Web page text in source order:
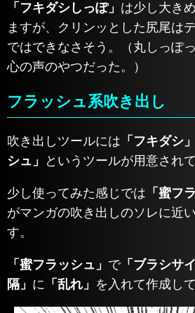
「フキダシしっぽ」 は少し大き
ますが、クリンッとした尻尾は
ではできなさそう。（丸しっぽ
心の声のやつだった。）
フラッシュ系吹き出し
吹き出しツールには 「フキダシ」
シュ」
というツールが用意されて
少し使ってみた感じでは 「蜜フ
がマンガの吹き出しのソレに近
す。
「蜜フラッシュ」 で「ブラシサイ
隔」 に 「乱れ」 を入れて作成し